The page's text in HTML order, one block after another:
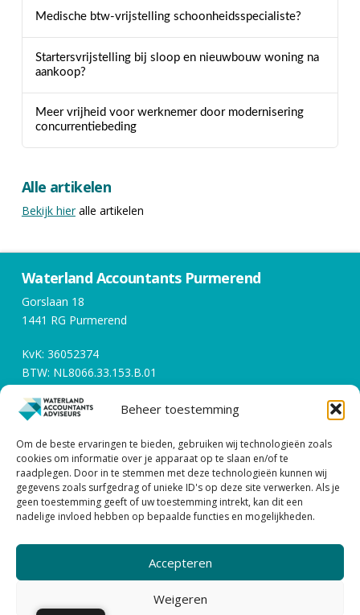
Beheer toestemming
Om de beste ervaringen te bieden, gebruiken wij technologieën zoals
cookies om informatie over je apparaat op te slaan en/of te
raadplegen. Door in te stemmen met deze technologieën kunnen wij
gegevens zoals surfgedrag of unieke ID's op deze site verwerken. Als je
geen toestemming geeft of uw toestemming intrekt, kan dit een
nadelige invloed hebben op bepaalde functies en mogelijkheden.
Accepteren
Weigeren
Medische btw-vrijstelling schoonheidsspecialiste?
Startersvrijstelling bij sloop en nieuwbouw woning na
aankoop?
Meer vrijheid voor werknemer door modernisering
concurrentiebeding
Alle artikelen
Bekijk hieralle artikelen
Waterland Accountants Purmerend
Gorslaan 18
1441 RG Purmerend
KvK: 36052374
BTW: NL8066.33.153.B.01
Openingstijden
Werkdagen tussen 08:00 en 17:00
Contact
0299 – 43 45 61
| KLACHTENPROCEDURE